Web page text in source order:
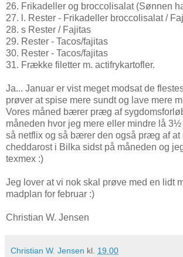
26. Frikadeller og broccolisalat (Sønnen
27. l. Rester - Frikadeller broccolisalat /
28. s Rester / Fajitas
29. Rester - Tacos/fajitas
30. Rester - Tacos/fajitas
31. Frække filetter m. actifrykartofler.
Ja... Januar er vist meget modsat de
prøver at spise mere sundt og lave mere
Vores måned bærer præg af
måneden hvor jeg mere eller mindre lå
så netflix og så bærer den også præg af at
cheddarost i Bilka sidst på måneden og
texmex :)
Jeg lover at vi nok skal prøve med en lidt
madplan for februar :)
Christian W. Jensen
Christian W. Jensen kl. 19.00